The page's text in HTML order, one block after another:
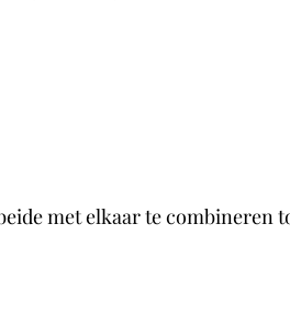
met elkaar te combineren